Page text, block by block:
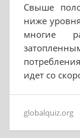
Свыше
ниже
многие
идет со
globalquiz.org